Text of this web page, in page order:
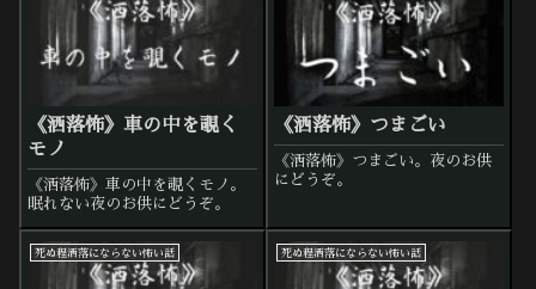
《洒落怖》車の中を覗く
モノ
《洒落怖》車の中を覗くモノ。
眠れない夜のお供にどうぞ。
《洒落怖》つまごい
《洒落怖》つまごい。夜のお供
にどうぞ。
死ぬ程洒落にならない怖い話 死ぬ程洒落にならない怖い話